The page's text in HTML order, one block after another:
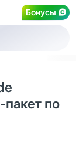
Бонусы
по